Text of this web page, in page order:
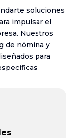
soluciones
impulsar el
Nuestros
de nómina y
para